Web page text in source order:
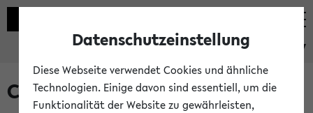
eKVV
Courses taught in English
Datenschutzeinstellung
Diese Webseite verwendet Cookies und ähnliche
Technologien. Einige davon sind essentiell, um die
Funktionalität der Website zu gewährleisten,